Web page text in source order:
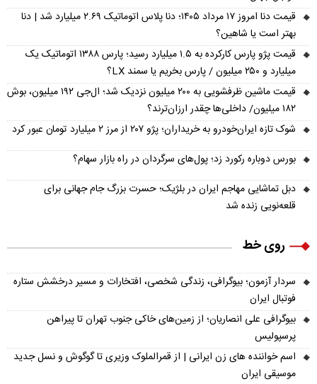
قیمت دنا امروز ۱۷ مرداد ۱۴۰۵؛ دنا پلاس اتوماتیک ۲.۶۹ میلیارد شد | دنا
بهتر است یا شاهین؟
قیمت پژو پارس کارکرده به ۱.۵ میلیارد رسید؛ پارس ۱۳۸۸ اتوماتیک یک
میلیارد و ۲۵۰ میلیون / پارس بخریم یا سمند LX؟
قیمت ماشین ظرفشویی به ۲۰۰ میلیون نزدیک شد؛ ال‌جی ۱۹۲ میلیون، بوش
۱۸۲ میلیون/ داخلی‌ها چقدر ارزان‌ترند؟
شوک تازه ایران‌خودرو به خریداران؛ پژو ۲۰۷ از مرز ۲ میلیارد تومان عبور کرد
بورس دوباره رکورد زد؛ پول‌های سرگردان در راه بازار سهام؟
دبل تماشایی مهاجم ایران در بلژیک؛ حسرت بزرگ جام جهانی برای
قلعه‌نویی زنده شد
روی خط
سردار آزمون؛ بیوگرافی، زندگی شخصی، افتخارات و مسیر درخشش ستاره
فوتبال ایران
بیوگرافی علی انصاریان؛ از زمین‌های خاکی جنوب تهران تا پیراهن
پرسپولیس
اسم خواننده های زن ایرانی | از قمرالملوک وزیری تا گوگوش و نسل جدید
موسیقی ایران